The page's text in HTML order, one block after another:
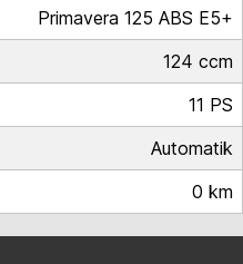
Primavera 125 ABS E5+
124 ccm
11 PS
Automatik
0 km